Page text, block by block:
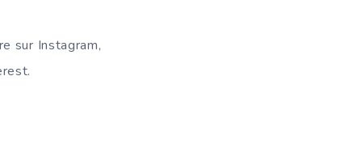
sur Instagram,